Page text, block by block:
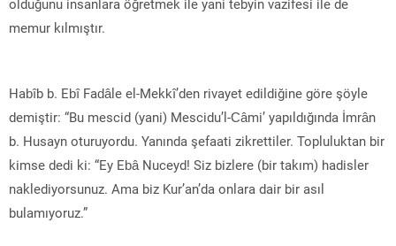
memur kılmıştır.
Habîb b. Ebî Fadâle el-Mekkî’den rivayet edildiğine göre şöyle
demiştir: “Bu mescid (yani) Mescidu’l-Câmi’ yapıldığında İmrân
b. Husayn oturuyordu. Yanında şefaati zikrettiler. Topluluktan bir
kimse dedi ki: “Ey Ebâ Nuceyd! Siz bizlere (bir takım) hadisler
naklediyorsunuz. Ama biz Kur’an’da onlara dair bir asıl
bulamıyoruz.”